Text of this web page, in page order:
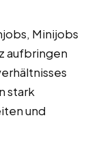
Minijobs
aufbringen
stark
und